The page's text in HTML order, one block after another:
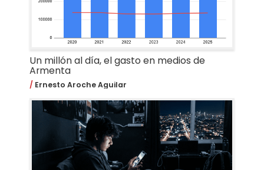
Un millón al día, el gasto en medios de
Armenta
Ernesto Aroche Aguilar